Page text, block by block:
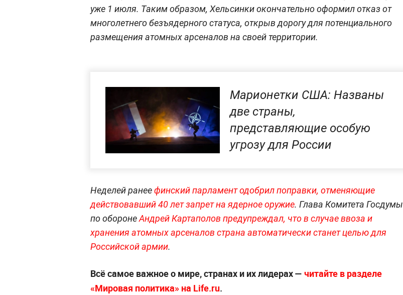
уже 1 июля. Таким образом, Хельсинки окончательно оформил отказ от
многолетнего безъядерного статуса, открыв дорогу для потенциального
размещения атомных арсеналов на своей территории.
Марионетки США: Названы
две страны,
представляющие особую
угрозу для России
Неделей ранеефинский парламент одобрил поправки, отменяющие
действовавший 40 лет запрет на ядерное оружие. Глава Комитета Госдумы
по оборонеАндрей Картаполов предупреждал, что в случае ввоза и
хранения атомных арсеналов страна автоматически станет целью для
Российской армии.
Всё самое важное о мире, странах и их лидерах — читайте в разделе
«Мировая политика» на Life.ru.